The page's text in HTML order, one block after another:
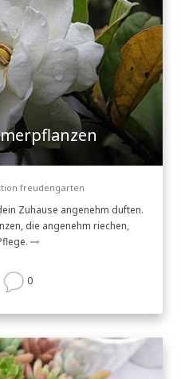
freudengarten
Zuhause angenehm duften.
die angenehm riechen,
0